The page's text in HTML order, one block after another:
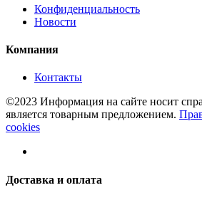
Конфиденциальность
Новости
Компания
Контакты
©2023 Информация на сайте носит
является товарным предложением.
cookies
Доставка и оплата